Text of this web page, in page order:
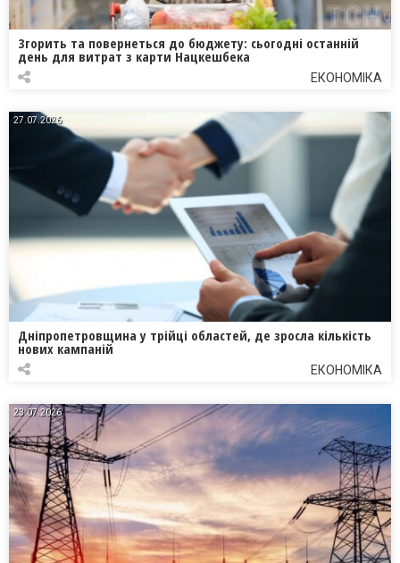
Згорить та повернеться до бюджету: сьогодні останній
день для витрат з карти Нацкешбека
ЕКОНОМІКА
27.07.2026
Дніпропетровщина у трійці областей, де зросла кількість
нових кампаній
ЕКОНОМІКА
23.07.2026